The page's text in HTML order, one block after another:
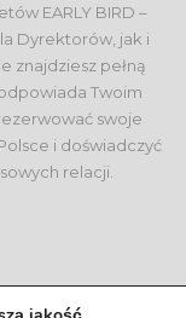
EARLY BIRD –
Dyrektorów, jak i
znajdziesz pełną
Twoim
swoje
i doświadczyć
relacji.